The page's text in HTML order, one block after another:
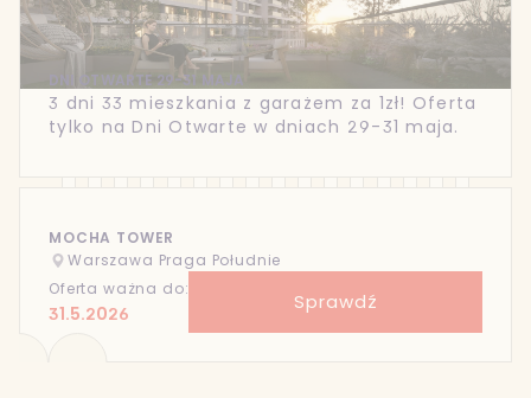
DNI OTWARTE 29-31 MAJA
3 dni 33 mieszkania z garażem za 1zł! Oferta
tylko na Dni Otwarte w dniach 29-31 maja.
MOCHA TOWER
Warszawa Praga Południe
Oferta ważna do:
31.5.2026 Sprawdź